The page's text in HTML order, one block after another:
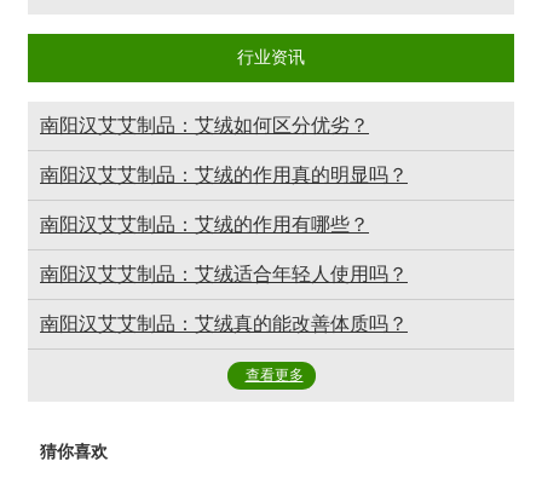
行业资讯
南阳汉艾艾制品：艾绒如何区分优劣？
南阳汉艾艾制品：艾绒的作用真的明显吗？
南阳汉艾艾制品：艾绒的作用有哪些？
南阳汉艾艾制品：艾绒适合年轻人使用吗？
南阳汉艾艾制品：艾绒真的能改善体质吗？
查看更多
猜你喜欢